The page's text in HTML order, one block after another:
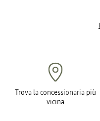
Trova la concessionaria più
vicina